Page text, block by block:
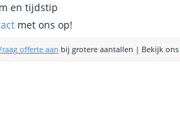
en tijdstip
met ons op!
offerte aan bij grotere aantallen | Bekijk ons